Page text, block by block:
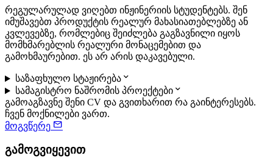
რეგულარულად ვიღებთ ინჟინერიის სტუდენტებს. შენ
იმუშავებთ პროდუქტის რეალურ მახასიათებლებზე ან
კვლევებზე, რომლებიც შეიძლება გაგზავნილი იყოს
მომხმარებლის რეალური მონაცემებით და
გამოხმაურებით. ეს არ არის დაკავებული.
საზაფხულო სტაჟირება
სამაგისტრო ნაშრომის პროექტები
გამოაგზავნე შენი CV და გვითხარით რა გაინტერესებს.
ჩვენ მოქნილები ვართ.
მოგვწერე 
გამოგვიყევით